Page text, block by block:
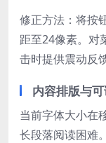
修正方法：将按
距至24像素。对
击时提供震动反馈
内容排版与
当前字体大小在
长段落阅读困难